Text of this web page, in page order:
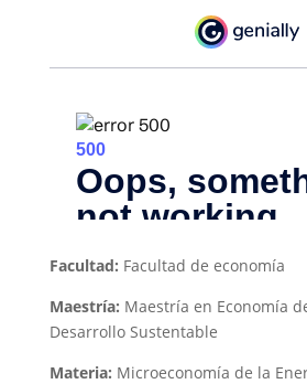
Facultad: Facultad de economía
Maestría: Maestría en Economía
Desarrollo Sustentable
Materia: Microeconomía de la